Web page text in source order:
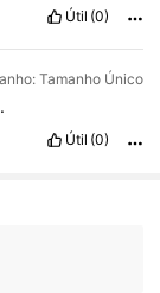
Útil (0)
Tamanho Único
.
Útil (0)